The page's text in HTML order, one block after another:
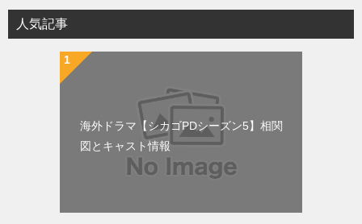
人気記事
海外ドラマ【シカゴPDシーズン5】相関
図とキャスト情報